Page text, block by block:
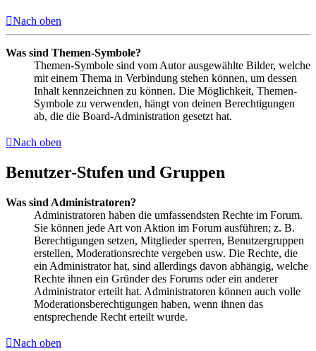
Nach oben
Was sind Themen-Symbole?
Themen-Symbole sind vom Autor ausgewählte Bilder, welche
mit einem Thema in Verbindung stehen können, um dessen
Inhalt kennzeichnen zu können. Die Möglichkeit, Themen-
Symbole zu verwenden, hängt von deinen Berechtigungen
ab, die die Board-Administration gesetzt hat.
Nach oben
Benutzer-Stufen und Gruppen
Was sind Administratoren?
Administratoren haben die umfassendsten Rechte im Forum.
Sie können jede Art von Aktion im Forum ausführen; z. B.
Berechtigungen setzen, Mitglieder sperren, Benutzergruppen
erstellen, Moderationsrechte vergeben usw. Die Rechte, die
ein Administrator hat, sind allerdings davon abhängig, welche
Rechte ihnen ein Gründer des Forums oder ein anderer
Administrator erteilt hat. Administratoren können auch volle
Moderationsberechtigungen haben, wenn ihnen das
entsprechende Recht erteilt wurde.
Nach oben